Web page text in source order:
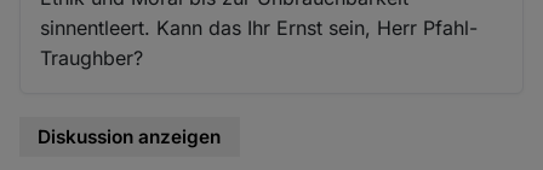
sinnentleert. Kann das Ihr Ernst sein, Herr Pfahl-
Traughber?
Diskussion anzeigen